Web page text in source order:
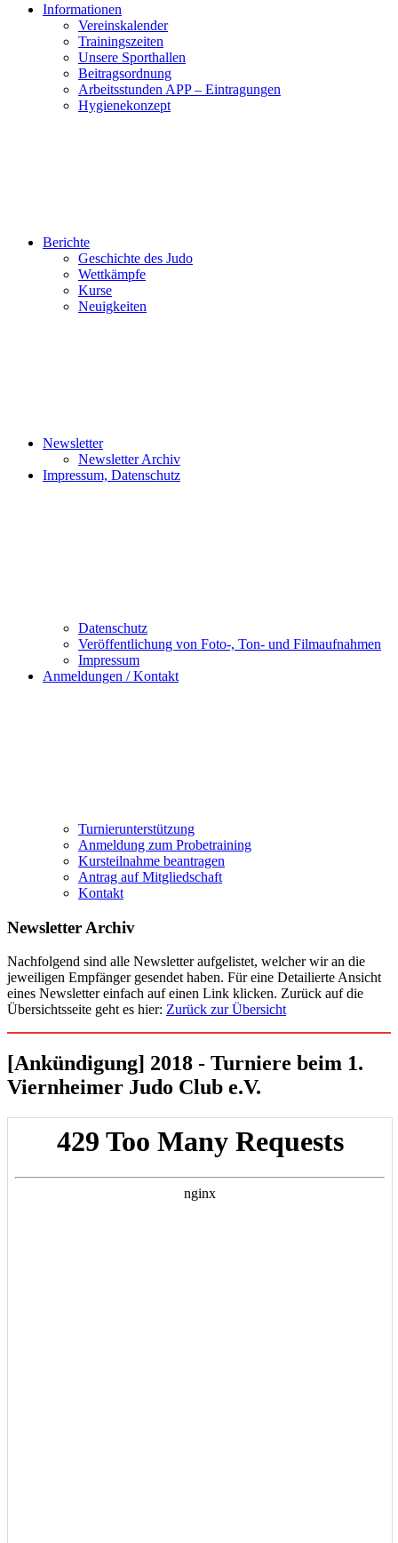
Informationen
Vereinskalender
Trainingszeiten
Unsere Sporthallen
Beitragsordnung
Arbeitsstunden APP – Eintragungen
Hygienekonzept
Berichte
Geschichte des Judo
Wettkämpfe
Kurse
Neuigkeiten
Newsletter
Newsletter Archiv
Impressum, Datenschutz
Datenschutz
Veröffentlichung von Foto-, Ton- und Filmaufnahmen
Impressum
Anmeldungen / Kontakt
Turnierunterstützung
Anmeldung zum Probetraining
Kursteilnahme beantragen
Antrag auf Mitgliedschaft
Kontakt
Newsletter Archiv
Nachfolgend sind alle Newsletter aufgelistet, welcher wir an die
jeweiligen Empfänger gesendet haben. Für eine Detailierte Ansicht
eines Newsletter einfach auf einen Link klicken. Zurück auf die
Übersichtsseite geht es hier: Zurück zur Übersicht
[Ankündigung] 2018 - Turniere beim 1.
Viernheimer Judo Club e.V.